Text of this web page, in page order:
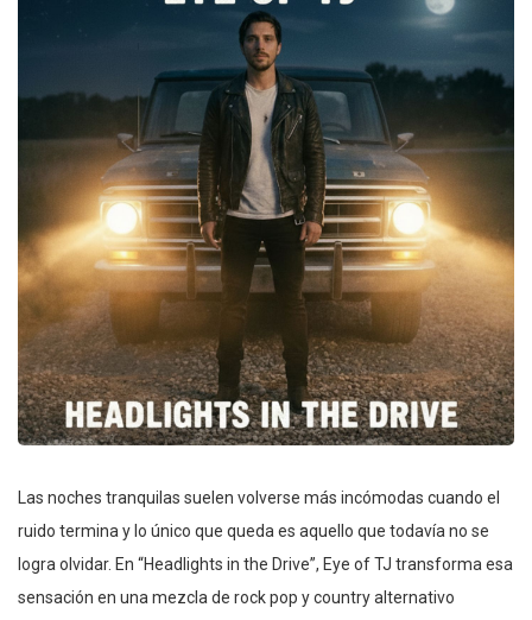
Las noches tranquilas suelen volverse más incómodas cuando el
ruido termina y lo único que queda es aquello que todavía no se
logra olvidar. En “Headlights in the Drive”, Eye of TJ transforma esa
sensación en una mezcla de rock pop y country alternativo